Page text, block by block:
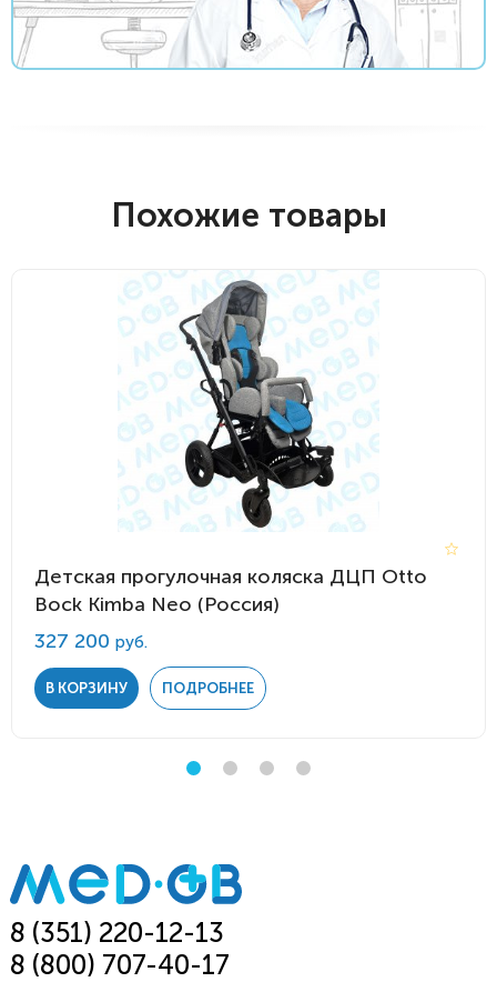
Похожие товары
Детская прогулочная коляска ДЦП Otto
Bock Kimba Neo (Россия)
327 200 руб.
В КОРЗИНУ ПОДРОБНЕЕ
8 (351) 220-12-13
8 (800) 707-40-17